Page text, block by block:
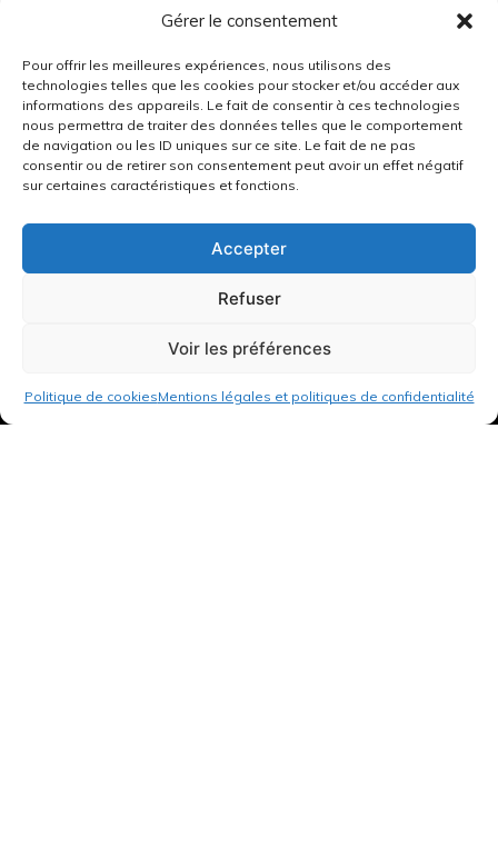
Gérer le consentement
Pour offrir les meilleures expériences, nous utilisons des
technologies telles que les cookies pour stocker et/ou accéder aux
informations des appareils. Le fait de consentir à ces technologies
nous permettra de traiter des données telles que le comportement
de navigation ou les ID uniques sur ce site. Le fait de ne pas
consentir ou de retirer son consentement peut avoir un effet négatif
sur certaines caractéristiques et fonctions.
Accepter
Refuser
Voir les préférences
Politique de cookiesMentions légales et politiques de confidentialité